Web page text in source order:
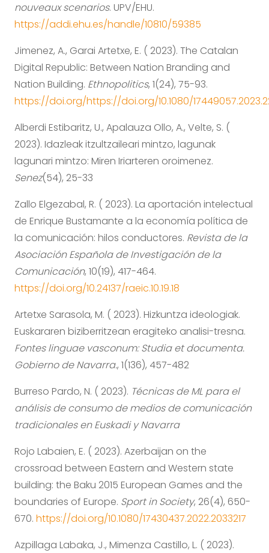
nouveaux scenarios. UPV/EHU.
https://addi.ehu.es/handle/10810/59385
Jimenez, A., Garai Artetxe, E. ( 2023). The Catalan
Digital Republic: Between Nation Branding and
Nation Building. Ethnopolitics, 1(24), 75-93.
https://doi.org/https://doi.org/10.1080/
Alberdi Estibaritz, U., Apalauza Ollo, A., Velte, S. (
2023). Idazleak itzultzaileari mintzo, lagunak
lagunari mintzo: Miren Iriarteren oroimenez.
Senez(54), 25-33
Zallo Elgezabal, R. ( 2023). La aportación intelectual
de Enrique Bustamante a la economía política de
la comunicación: hilos conductores. Revista de la
Asociación Española de Investigación de la
Comunicación, 10(19), 417-464.
https://doi.org/10.24137/raeic.10.19.18
Artetxe Sarasola, M. ( 2023). Hizkuntza ideologiak.
Euskararen biziberritzean eragiteko analisi-tresna.
Fontes linguae vasconum: Studia et documenta.
Gobierno de Navarra., 1(136), 457-482
Burreso Pardo, N. ( 2023). Técnicas de ML para el
análisis de consumo de medios de comunicación
tradicionales en Euskadi y Navarra
Rojo Labaien, E. ( 2023). Azerbaijan on the
crossroad between Eastern and Western state
building: the Baku 2015 European Games and the
boundaries of Europe. Sport in Society, 26(4), 650-
670. https://doi.org/10.1080/17430437.2022.2033217
Azpillaga Labaka, J., Mimenza Castillo, L. ( 2023).